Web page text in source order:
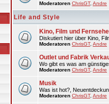
Moderatoren ChrisGT, Andre
Life and Style
Kino, Film und
Diskutiert hier über Kino,
Moderatoren ChrisGT, Andre
Outlet und Fabrik
Wo gibt es was am
Moderatoren ChrisGT, Andre
Musik
Was ist hot?,
Moderatoren ChrisGT, Andre